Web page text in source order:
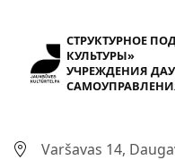
СТРУКТУРНОЕ
КУЛЬТУРЫ»
УЧРЕЖДЕНИЯ
Varšavas 14,